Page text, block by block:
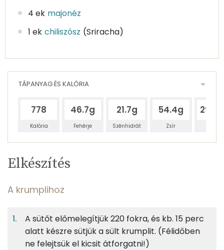
4 ek majonéz
1 ek chiliszósz (Sriracha)
TÁPANYAG ÉS KALÓRIA
778
Kalória
46.7g
Fehérje
21.7g
Szénhidrát
54.4g
Zsír
Egy
adagban
11%
A krumplihoz
TÁPANYAGTARTALOM
11%
Fehérje
5%
Szénhidrát
13%
Zsír
71%
Elkészítés
A krumplihoz
A sütőt előmelegítjük 220 fokra, és kb. 15 perc
alatt készre sütjük a sült krumplit. (Félidőben
ne felejtsük el kicsit átforgatni!)